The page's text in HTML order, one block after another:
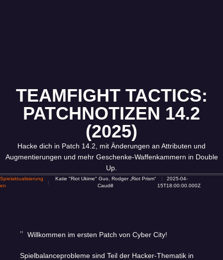
TEAMFIGHT TACTICS:
PATCHNOTIZEN 14.2
(2025)
Hacke dich in Patch 14.2, mit Änderungen an Attributen und
Augmentierungen und mehr Geschenke-Waffenkammern in Double
Up.
Spielaktualisierung
en
Katie "Riot Ukime" Guo, Rodger „Riot Prism“
Caudill
2025-04-
15T18:00:00.000Z
Willkommen im ersten Patch von Cyber City!
Spielbalanceprobleme sind Teil der Hacker-Thematik in